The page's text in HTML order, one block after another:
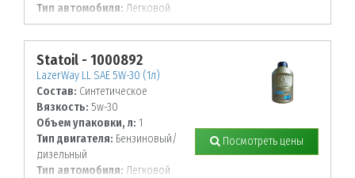
Тип автомобиля: Легковой
Statoil - 1000892
LazerWay LL SAE 5W-30 (1л)
Состав: Синтетическое
Вязкость: 5w-30
Объем упаковки, л: 1
Тип двигателя: Бензиновый/
дизельный
Тип автомобиля: Легковой
Посмотреть цены